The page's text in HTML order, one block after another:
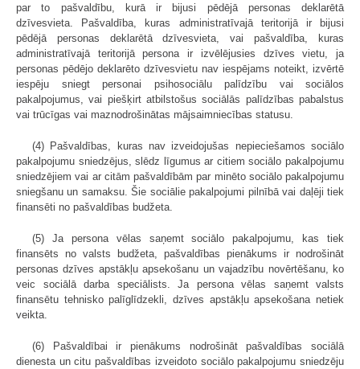
par to pašvaldību, kurā ir bijusi pēdējā personas deklarētā
dzīvesvieta. Pašvaldība, kuras administratīvajā teritorijā ir bijusi
pēdējā personas deklarētā dzīvesvieta, vai pašvaldība, kuras
administratīvajā teritorijā persona ir izvēlējusies dzīves vietu, ja
personas pēdējo deklarēto dzīvesvietu nav iespējams noteikt, izvērtē
iespēju sniegt personai psihosociālu palīdzību vai sociālos
pakalpojumus, vai piešķirt atbilstošus sociālās palīdzības pabalstus
vai trūcīgas vai maznodrošinātas mājsaimniecības statusu.
(4) Pašvaldības, kuras nav izveidojušas nepieciešamos sociālo
pakalpojumu sniedzējus, slēdz līgumus ar citiem sociālo pakalpojumu
sniedzējiem vai ar citām pašvaldībām par minēto sociālo pakalpojumu
sniegšanu un samaksu. Šie sociālie pakalpojumi pilnībā vai daļēji tiek
finansēti no pašvaldības budžeta.
(5) Ja persona vēlas saņemt sociālo pakalpojumu, kas tiek
finansēts no valsts budžeta, pašvaldības pienākums ir nodrošināt
personas dzīves apstākļu apsekošanu un vajadzību novērtēšanu, ko
veic sociālā darba speciālists. Ja persona vēlas saņemt valsts
finansētu tehnisko palīglīdzekli, dzīves apstākļu apsekošana netiek
veikta.
(6) Pašvaldībai ir pienākums nodrošināt pašvaldības sociālā
dienesta un citu pašvaldības izveidoto sociālo pakalpojumu sniedzēju